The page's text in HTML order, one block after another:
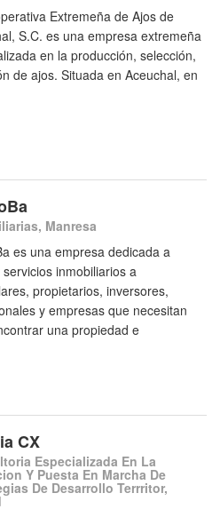
Extremeña de Ajos de
S.C. es una empresa extremeña
en la producción, selección,
de ajos. Situada en Aceuchal, en
Manresa
es una empresa dedicada a
inmobiliarios a
propietarios, inversores,
y empresas que necesitan
una propiedad e
CX
Especializada En La
Y Puesta En Marcha De
De Desarrollo Terrritor,